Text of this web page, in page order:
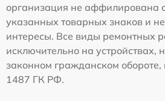
организация не аффилирована
указанных товарных знаков и
интересы. Все виды ремонтных
исключительно на устройствах,
законном гражданском обороте,
1487 ГК РФ.